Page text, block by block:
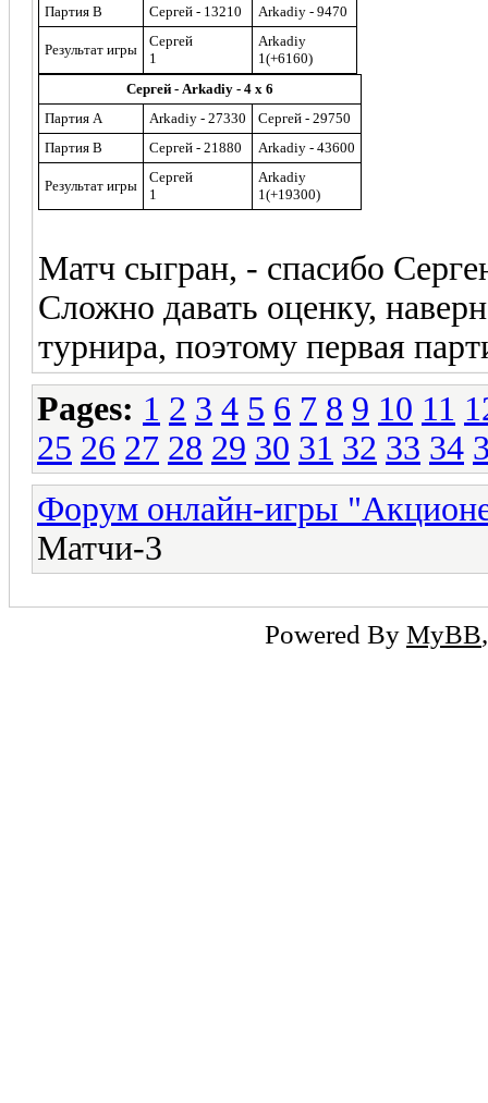
Партия B
Сергей - 13210 Arkadiy - 9470
Результат игры
Сергей
1
Arkadiy
1(+6160)
Сергей - Arkadiy - 4 x 6
Партия A
Arkadiy - 27330
Сергей - 29750
Партия B
Сергей - 21880 Arkadiy - 43600
Результат игры
Сергей
1
Arkadiy
1(+19300)
Матч сыгран, - спасибо
Сложно давать оценку,
турнира, поэтому первая
Pages: 1 2 3 4 5 6 7 8 9 10 11
25 26 27 28 29 30 31 32 33 34
Форум онлайн-игры
Матчи-3
Powered By MyBB